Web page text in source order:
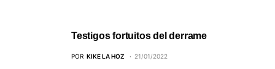
Testigos fortuitos del derrame
POR KIKE LA HOZ 21/01/2022